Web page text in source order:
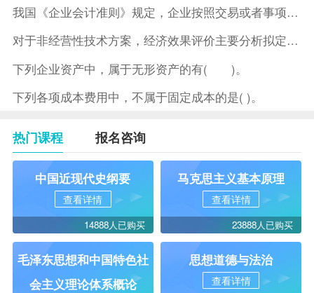
我国《企业会计准则》规定，企业按照交易或者事项的经济特征确定
对于非经营性技术方案，经济效果评价主要分析拟定方案的( )。
下列企业资产中，属于无形资产的有( )。
下列各项成本费用中，不属于固定成本的是( )。
热门课程 报名咨询
中国近现代史纲要
查看详情
14888人已购买
马克思主义基本原理
查看详情
23888人已购买
毛泽东思想和中国特色社
会主义理论体系概论
思想道德与法治
查看详情